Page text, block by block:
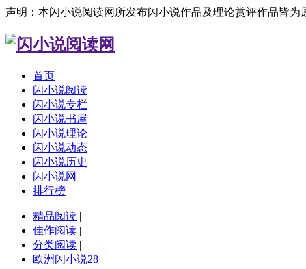
声明：本闪小说阅读网所发布闪小说作品及理论赏评作品皆
首页
闪小说阅读
闪小说专栏
闪小说书屋
闪小说理论
闪小说动态
闪小说历史
闪小说网
排行榜
精品阅读 |
佳作阅读 |
分类阅读 |
欧洲闪小说28